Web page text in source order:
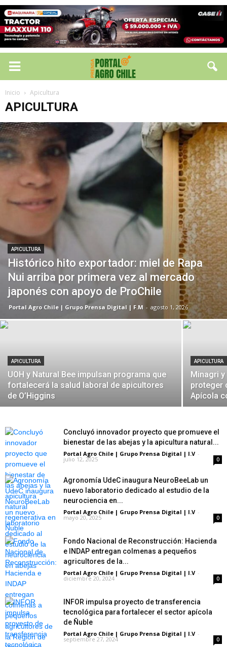
Inicio Apicultura
APICULTURA
APICULTURA
Histórico hito exportador: miel de Rapa
Nui arriba por primera vez al mercado
japonés con apoyo de ProChile
Portal Agro Chile | Grupo Prensa Digital | F.M - agosto 1, 2026
APICULTURA
UOH y Natural Bee impulsan programa que
fortalecerá la salud laboral de apicultores
de O’Higgins
APICULTURA
Minagri
proteger
Apícola
Concluyó innovador proyecto que promueve el
bienestar de las abejas y la apicultura natural...
Portal Agro Chile | Grupo Prensa Digital | I.V -
julio 12, 2025 0
Agronomía UdeC inaugura NeuroBeeLab un
nuevo laboratorio dedicado al estudio de la
neurociencia en...
Portal Agro Chile | Grupo Prensa Digital | I.V -
mayo 20, 2025 0
Fondo Nacional de Reconstrucción: Hacienda
e INDAP entregan colmenas a pequeños
agricultores de la...
Portal Agro Chile | Grupo Prensa Digital | I.V -
diciembre 20, 2024 0
INFOR impulsa proyecto de transferencia
tecnológica para fortalecer el sector apícola
de Ñuble
Portal Agro Chile | Grupo Prensa Digital | I.V -
septiembre 27, 2024 0